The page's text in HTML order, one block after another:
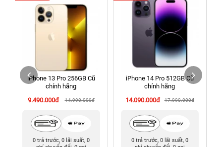
256 Võ Văn Ngân, Thủ Đức, Hồ Chí Minh (Bình Thọ, TP. Thủ
Đức Cũ)
70 Nguyễn An Ninh, Dĩ An, Hồ Chí Minh (Bình Dương Cũ)
24h Vũng Tàu: 162A Ba Cu, Vũng Tàu, Hồ Chí Minh (TP. Vũng
Tàu cũ)
198 Hoàng Văn Thụ, Tân Sơn Nhất, Hồ Chí Minh (Tân Bình
iPhone 13 Pro 256GB Cũ
chính hãng
9.490.000đ
14.990.000đ
0 trả trước, 0 lãi suất, 0
iPhone 14 Pro 512GB Cũ
chính hãng
14.090.000đ
17.990.000đ
0 trả trước, 0 lãi suất, 0